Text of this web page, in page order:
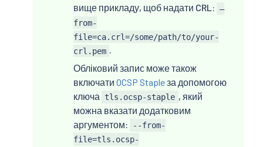
вище прикладу, щоб надати CRL: –
from-
file=ca.crl=/some/path/to/your-
crl.pem .
Обліковий запис може також
включати OCSP Stapleза допомогою
ключа
tls.ocsp-staple , який
можна вказати додатковим
аргументом:
--from-
file=tls.ocsp-